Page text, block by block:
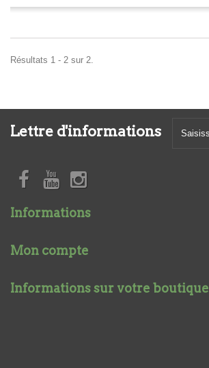
Résultats 1 - 2 sur 2.
Lettre d'informations
Informations
Mon compte
Informations sur votre boutique